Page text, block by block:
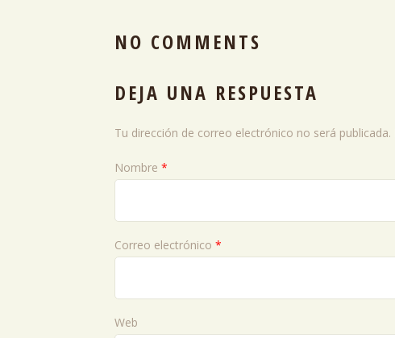
NO COMMENTS
DEJA UNA RESPUESTA
Tu dirección de correo electrónico no será publicada.
Nombre *
Correo electrónico *
Web